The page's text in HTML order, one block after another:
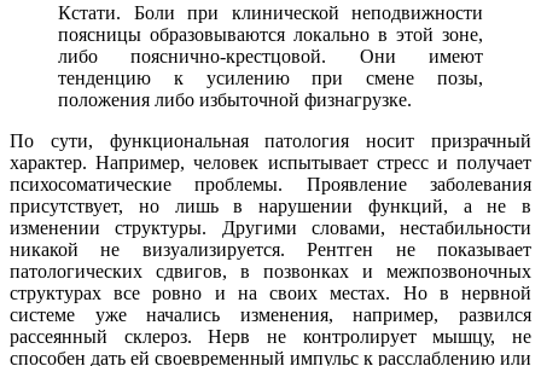
Кстати. Боли при клинической неподвижности
поясницы образовываются локально в этой зоне,
либо пояснично-крестцовой. Они имеют
тенденцию к усилению при смене позы,
положения либо избыточной физнагрузке.
По сути, функциональная патология носит призрачный
характер. Например, человек испытывает стресс и получает
психосоматические проблемы. Проявление заболевания
присутствует, но лишь в нарушении функций, а не в
изменении структуры. Другими словами, нестабильности
никакой не визуализируется. Рентген не показывает
патологических сдвигов, в позвонках и межпозвоночных
структурах все ровно и на своих местах. Но в нервной
системе уже начались изменения, например, развился
рассеянный склероз. Нерв не контролирует мышцу, не
способен дать ей своевременный импульс к расслаблению или